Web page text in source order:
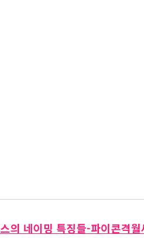
의 네이밍 특징들-파이콘격월